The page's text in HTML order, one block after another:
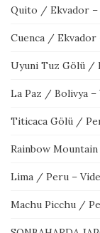
Quito / Ekvador –
Cuenca / Ekvador
Uyuni Tuz Gölü /
La Paz / Bolivya –
Titicaca Gölü /
Rainbow
Lima / Peru –
Machu Picchu /